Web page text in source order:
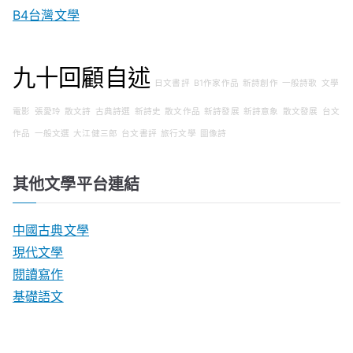
B4台灣文學
九十回顧自述 日文書評 B1作家作品 新詩創作 一般詩歌 文學
電影 張愛玲 散文詩 古典詩選 新詩史 散文作品 新詩發展 新詩意象 散文發展 台文
作品 一般文選 大江健三郎 台文書評 旅行文學 圖像詩
其他文學平台連結
中國古典文學
現代文學
閱讀寫作
基礎語文